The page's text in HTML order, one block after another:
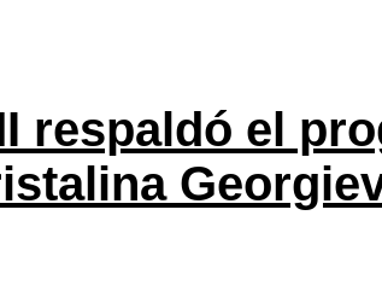
respaldó el